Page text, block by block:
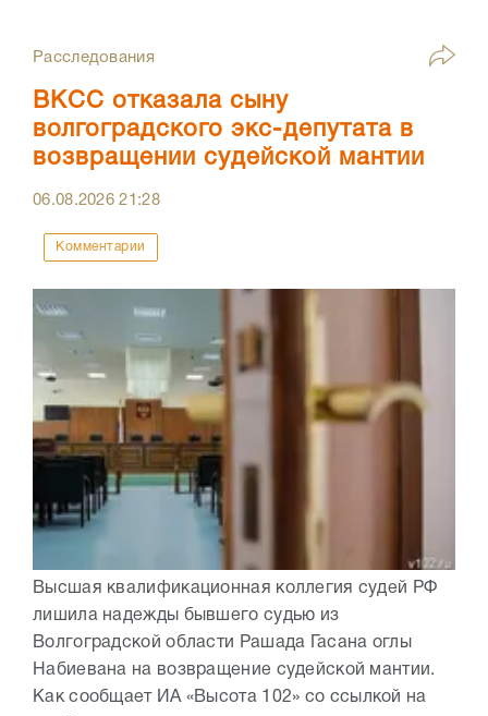
Расследования
ВКСС отказала сыну
волгоградского экс-депутата в
возвращении судейской мантии
06.08.202621:28
Комментарии
Высшая квалификационная коллегия судей РФ
лишила надежды бывшего судью из
Волгоградской области Рашада Гасана оглы
Набиевана на возвращение судейской мантии.
Как сообщает ИА «Высота 102» со ссылкой на